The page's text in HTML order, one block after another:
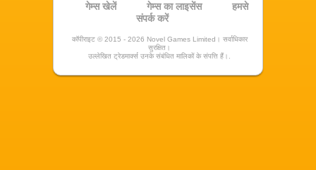
गेम्स खेलें गेम्स का लाइसेंस
हमसे
संपर्क करें
कॉपीराइट © 2015 - 2026 Novel Games Limited। सर्वाधिकार
सुरक्षित।
उल्लेखित ट्रेडमार्क्स उनके संबंधित मालिकों के संपत्ति हैं।.